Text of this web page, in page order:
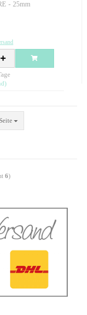
- 25mm
6)